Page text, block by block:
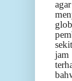
jam